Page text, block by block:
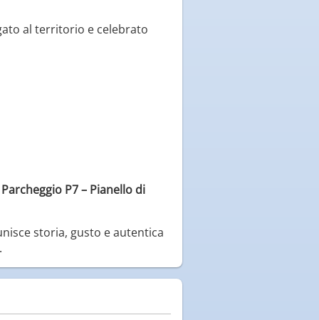
al territorio e celebrato
Parcheggio P7 – Pianello di
storia, gusto e autentica